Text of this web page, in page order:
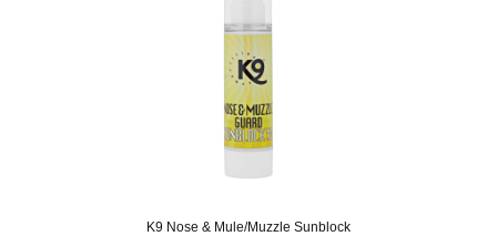
K9 Nose & Mule/Muzzle Sunblock